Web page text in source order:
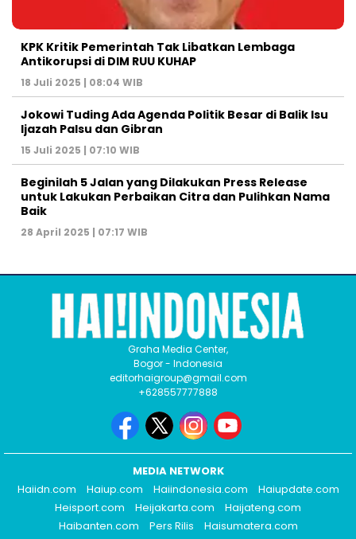
KPK Kritik Pemerintah Tak Libatkan Lembaga
Antikorupsi di DIM RUU KUHAP
18 Juli 2025 | 08:04 WIB
Jokowi Tuding Ada Agenda Politik Besar di Balik Isu
Ijazah Palsu dan Gibran
15 Juli 2025 | 07:10 WIB
Beginilah 5 Jalan yang Dilakukan Press Release
untuk Lakukan Perbaikan Citra dan Pulihkan Nama
Baik
28 April 2025 | 07:17 WIB
Graha Media Center,
Bogor - Indonesia
editorhaigroup@gmail.com
+628557777888
MEDIA NETWORK
Haiidn.com
Haiup.com Haiindonesia.com
Haiupdate.com
Heisport.com
Heijakarta.com
Haijateng.com
Haibanten.com
Pers Rilis Haisumatera.com